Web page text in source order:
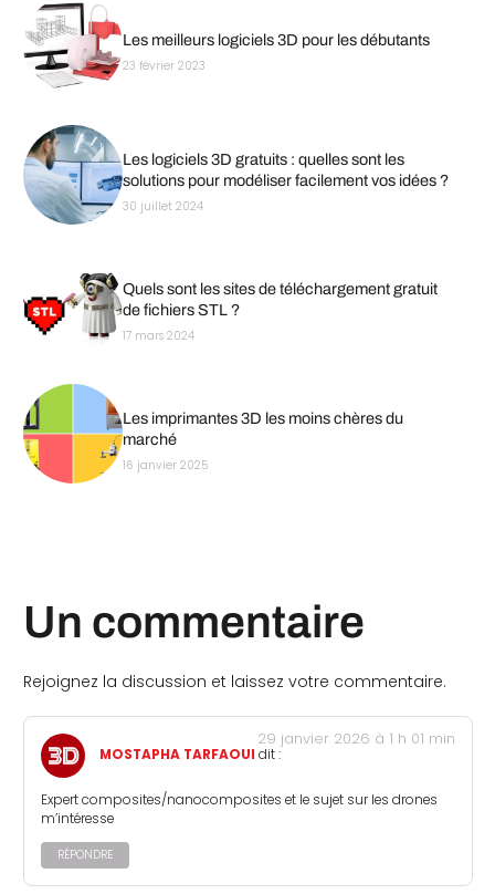
Les meilleurs logiciels 3D pour les débutants
23 février 2023
Les logiciels 3D gratuits : quelles sont les
solutions pour modéliser facilement vos idées ?
30 juillet 2024
Quels sont les sites de téléchargement gratuit
de fichiers STL ?
17 mars 2024
Les imprimantes 3D les moins chères du
marché
16 janvier 2025
Un commentaire
Rejoignez la discussion et laissez votre commentaire.
MOSTAPHA TARFAOUI dit :
29 janvier 2026 à 1 h 01 min
Expert composites/nanocomposites et le sujet sur les drones
m’intéresse
RÉPONDRE